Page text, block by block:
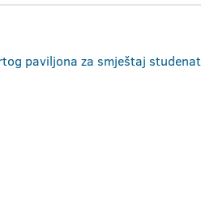
paviljona za smještaj